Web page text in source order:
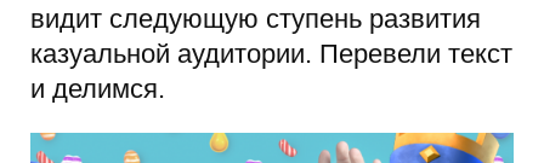
видит следующую ступень развития
казуальной аудитории. Перевели текст
и делимся.